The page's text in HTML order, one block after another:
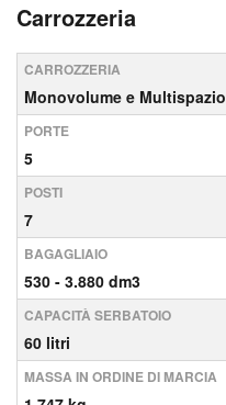
Carrozzeria
CARROZZERIA
Monovolume e Multispazio
PORTE
5
POSTI
7
BAGAGLIAIO
530 - 3.880 dm3
CAPACITÀ SERBATOIO
60 litri
MASSA IN ORDINE DI MARCIA